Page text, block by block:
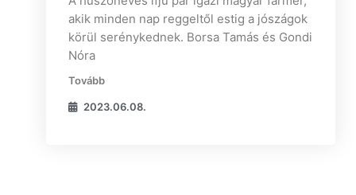
akik minden nap reggeltől estig a jószágok
körül serénykednek. Borsa Tamás és Gondi
Nóra
Tovább
2023.06.08.